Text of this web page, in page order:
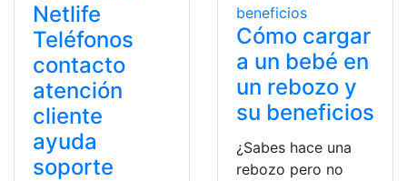
Netlife
Teléfonos
contacto
atención
cliente
ayuda
soporte
Cómo cargar
a un bebé en
un rebozo y
su beneficios
¿Sabes hace una
rebozo pero no